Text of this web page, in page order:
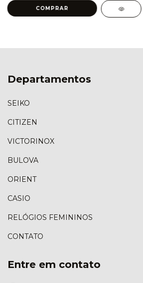
Departamentos
SEIKO
CITIZEN
VICTORINOX
BULOVA
ORIENT
CASIO
RELÓGIOS FEMININOS
CONTATO
Entre em contato